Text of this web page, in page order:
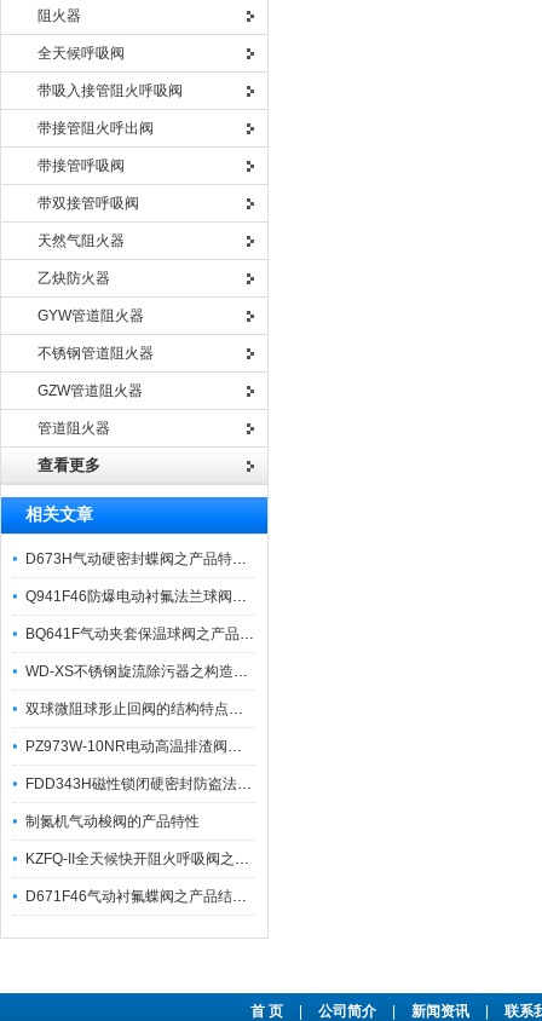
阻火器
全天候呼吸阀
带吸入接管阻火呼吸阀
带接管阻火呼出阀
带接管呼吸阀
带双接管呼吸阀
天然气阻火器
乙炔防火器
GYW管道阻火器
不锈钢管道阻火器
GZW管道阻火器
管道阻火器
查看更多
相关文章
D673H气动硬密封蝶阀之产品特点与应用附件选项
Q941F46防爆电动衬氟法兰球阀之产品特点与技术参数应用
BQ641F气动夹套保温球阀之产品特性与应用
WD-XS不锈钢旋流除污器之构造原理及工艺流程与参数
双球微阻球形止回阀的结构特点及其技术参数
PZ973W-10NR电动高温排渣阀之主要特点及其性能规范
FDD343H磁性锁闭硬密封防盗法兰蝶阀之产品应用
制氮机气动梭阀的产品特性
KZFQ-II全天候快开阻火呼吸阀之产品优点及维护保养
D671F46气动衬氟蝶阀之产品结构特点及气动执行器参数
首 页 公司简介 新闻资讯 联系